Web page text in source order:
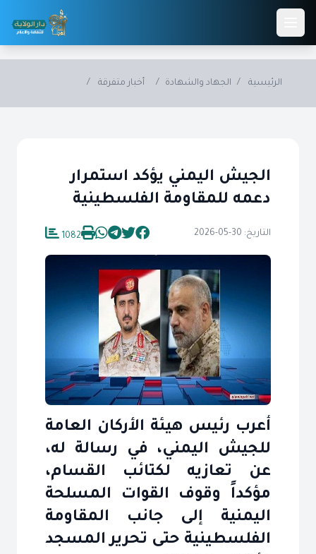
Skip to main content
الرئيسية / الجهاد والشهادة / أخبار متفرقة /
الجيش اليمني يؤكد استمرار
دعمه للمقاومة الفلسطينية
التاريخ: 30-05-2026 1082
أعرب رئيس هيئة الأركان العامة
للجيش اليمني، في رسالة له،
عن تعازيه لكتائب القسام،
مؤكداً وقوف القوات المسلحة
اليمنية إلى جانب المقاومة
الفلسطينية حتى تحرير المسجد